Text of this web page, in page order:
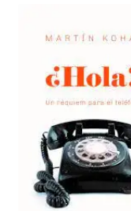
$590.
$502.